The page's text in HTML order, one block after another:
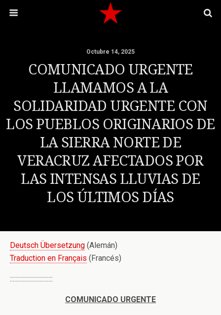
Octubre 14, 2025
COMUNICADO URGENTE
LLAMAMOS A LA
SOLIDARIDAD URGENTE CON
LOS PUEBLOS ORIGINARIOS DE
LA SIERRA NORTE DE
VERACRUZ AFECTADOS POR
LAS INTENSAS LLUVIAS DE
LOS ÚLTIMOS DÍAS
Deutsch Übersetzung (Alemán)
Traduction en Français (Francés)
:::::::::::::::::::::::::::::
COMUNICADO URGENTE